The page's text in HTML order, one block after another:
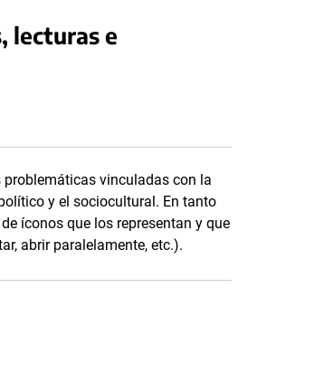
lecturas e
vinculadas con la
y el sociocultural. En tanto
íconos que los representan y que
abrir paralelamente, etc.).